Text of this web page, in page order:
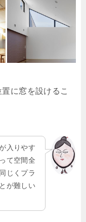
に窓を設けるこ
入りやす
て空間全
じくプラ
が難しい